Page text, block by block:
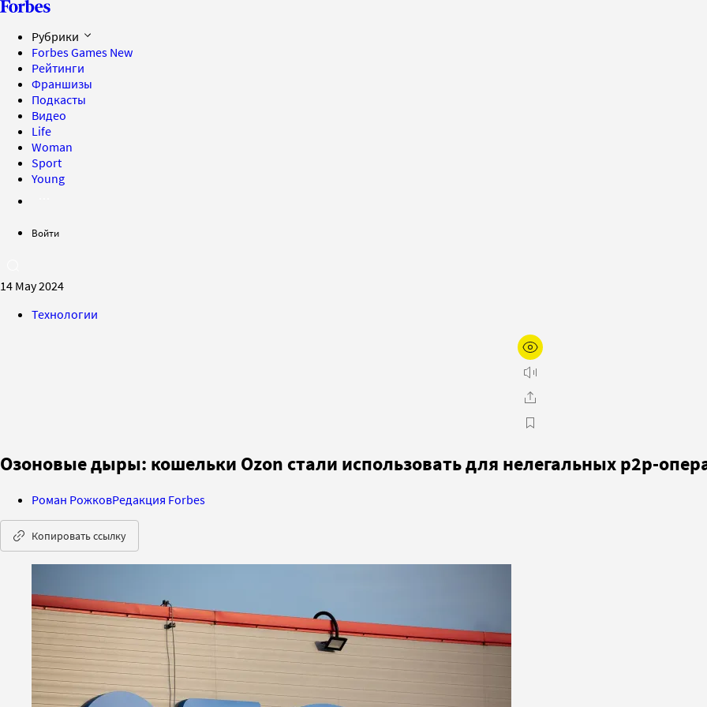
Рубрики
Forbes Games New
Рейтинги
Франшизы
Подкасты
Видео
Life
Woman
Sport
Young
Войти
14 May 2024
Технологии
Озоновые дыры: кошельки Ozon стали использовать для нелегальных p2p-
Роман РожковРедакция Forbes
Копировать ссылку